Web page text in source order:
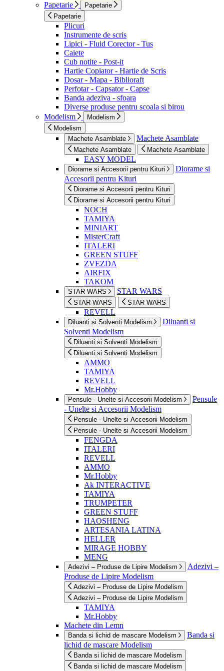
Papetarie
Papetarie
Papetarie
Plicuri
Instrumente de scris
Lipici - Fluid Corector - Tus
Caiete
Cub notite - Post-it
Hartie Copiator - Hartie de Scris
Dosar - Mapa - Biblioraft
Perfotar - Capsator - Capse
Banda adeziva - sfoara
Diverse produse pentru scoala si birou
Modelism
Modelism
Modelism
Machete Asamblate
Machete Asamblate
Machete Asamblate Machete Asamblate
EASY MODEL
Diorame si Accesorii pentru Kituri
Diorame si
Accesorii pentru Kituri
Diorame si Accesorii pentru Kituri
Diorame si Accesorii pentru Kituri
NOCH
TAMIYA
MINIART
MisterCraft
ITALERI
GREEN STUFF
ZVEZDA
AIRFIX
TAKOM
STAR WARS STAR WARS
STAR WARS STAR WARS
REVELL
Diluanti si Solventi Modelism
Diluanti si
Solventi Modelism
Diluanti si Solventi Modelism
Diluanti si Solventi Modelism
AMMO
TAMIYA
REVELL
Mr.Hobby
Pensule - Unelte si Accesorii Modelism
Pensule
- Unelte si Accesorii Modelism
Pensule - Unelte si Accesorii Modelism
Pensule - Unelte si Accesorii Modelism
FENGDA
ITALERI
REVELL
AMMO
Mr.Hobby
Ak INTERACTIVE
TAMIYA
TRUMPETER
GREEN STUFF
HAOSHENG
ARTESANIA LATINA
HELLER
MIRAGE HOBBY
MENG
Adezivi – Produse de Lipire Modelism
Adezivi –
Produse de Lipire Modelism
Adezivi – Produse de Lipire Modelism
Adezivi – Produse de Lipire Modelism
TAMIYA
Mr.Hobby
Machete din Lemn
Banda si lichid de mascare Modelism
Banda si
lichid de mascare Modelism
Banda si lichid de mascare Modelism
Banda si lichid de mascare Modelism